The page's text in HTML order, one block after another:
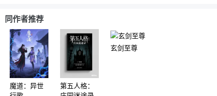
同作者推荐
魔道：异世
第五人格：
玄剑至尊